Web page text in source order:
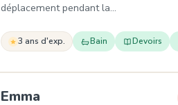
déplacement pendant la…
3 ans d'exp. Bain Devoirs
Emma , Baby-sitter à